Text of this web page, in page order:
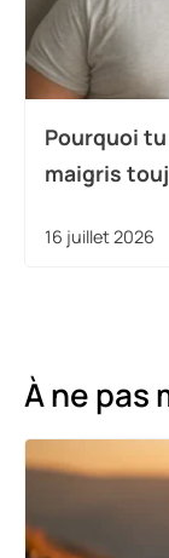
Pourquoi
maigris
16 juillet 2026
À ne pas